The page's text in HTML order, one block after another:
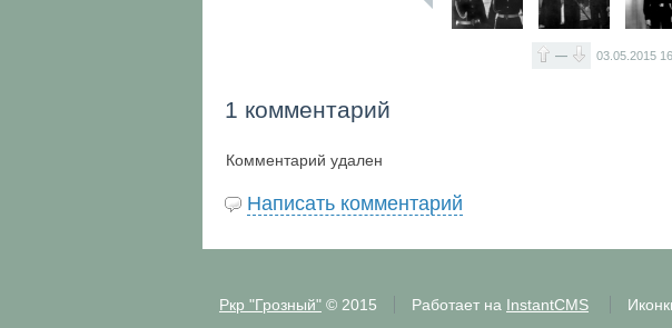
— 03.05.2015
1 комментарий
Комментарий удален
Написать комментарий
Ркр "Грозный" © 2015 Работает на InstantCMS